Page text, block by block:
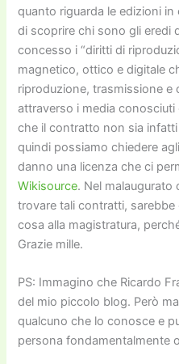
quanto riguarda le edizioni
di scoprire chi sono gli eredi
concesso i “diritti di
magnetico, ottico e digitale
riproduzione, trasmissione e
attraverso i media conosciuti
che il contratto non sia
quindi possiamo chiedere
danno una licenza che ci
Wikisource. Nel malaugurato
trovare tali contratti,
cosa alla magistratura,
Grazie mille.
PS: Immagino che Ricardo
del mio piccolo blog. Però
qualcuno che lo conosce e
persona fondamentalmente